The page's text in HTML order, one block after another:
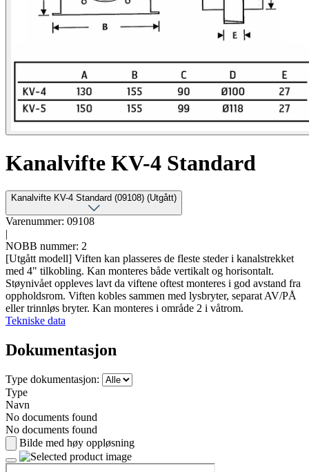
Kanalvifte KV-4 Standard
Kanalvifte KV-4 Standard (09108) (Utgått)
Varenummer: 09108
|
NOBB nummer: 2
[Utgått modell] Viften kan plasseres de fleste steder i kanalstrekket
med 4" tilkobling. Kan monteres både vertikalt og horisontalt.
Støynivået oppleves lavt da viftene oftest monteres i god avstand fra
oppholdsrom. Viften kobles sammen med lysbryter, separat AV/PÅ
eller trinnløs bryter. Kan monteres i område 2 i våtrom.
Tekniske data
Dokumentasjon
Type dokumentasjon:
Type
Navn
No documents found
No documents found
Bilde med høy oppløsning